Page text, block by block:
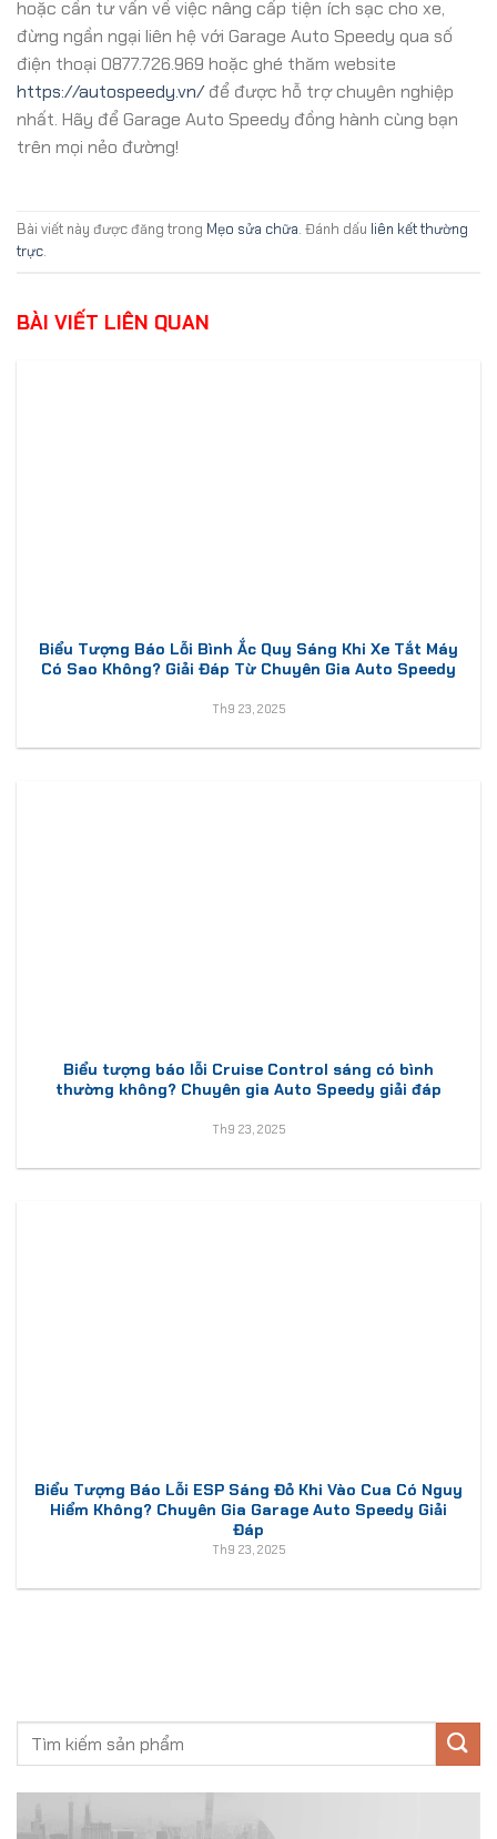
hoặc cần tư vấn về việc nâng cấp tiện ích sạc cho xe,
đừng ngần ngại liên hệ với Garage Auto Speedy qua số
điện thoại 0877.726.969 hoặc ghé thăm website
https://autospeedy.vn/để được hỗ trợ chuyên nghiệp
nhất. Hãy để Garage Auto Speedy đồng hành cùng bạn
trên mọi nẻo đường!
Bài viết này được đăng trong Mẹo sửa chữa. Đánh dấu liên kết thường
trực.
BÀI VIẾT LIÊN QUAN
Biểu Tượng Báo Lỗi Bình Ắc Quy Sáng Khi Xe Tắt Máy
Có Sao Không? Giải Đáp Từ Chuyên Gia Auto Speedy
Th9 23, 2025
Biểu tượng báo lỗi Cruise Control sáng có bình
thường không? Chuyên gia Auto Speedy giải đáp
Th9 23, 2025
Biểu Tượng Báo Lỗi ESP Sáng Đỏ Khi Vào Cua Có Nguy
Hiểm Không? Chuyên Gia Garage Auto Speedy Giải
Đáp
Th9 23, 2025